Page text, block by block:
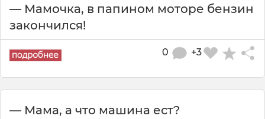
— Мамочка, в папином моторе бензин
закончился!
+3
0
— Мама, а что машина ест?